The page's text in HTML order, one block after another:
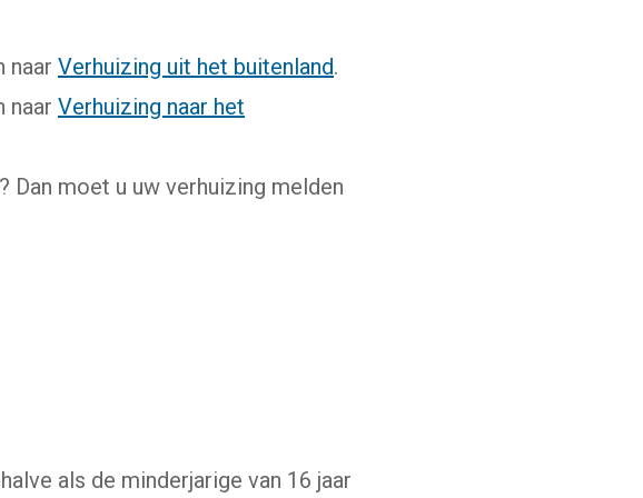
naar Verhuizing uit het buitenland.
naar Verhuizing naar het
Dan moet u uw verhuizing melden
als de minderjarige van 16 jaar